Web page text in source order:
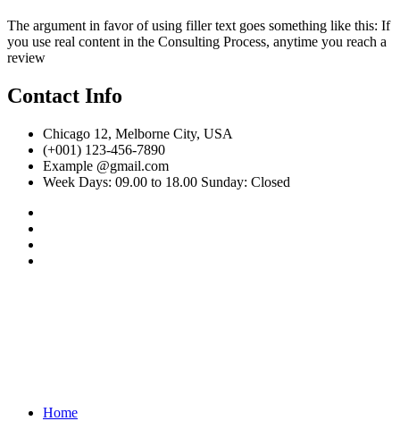
The argument in favor of using filler text goes something like this: If
you use real content in the Consulting Process, anytime you reach a
review
Contact Info
Chicago 12, Melborne City, USA
(+001) 123-456-7890
Example @gmail.com
Week Days: 09.00 to 18.00 Sunday: Closed
Home